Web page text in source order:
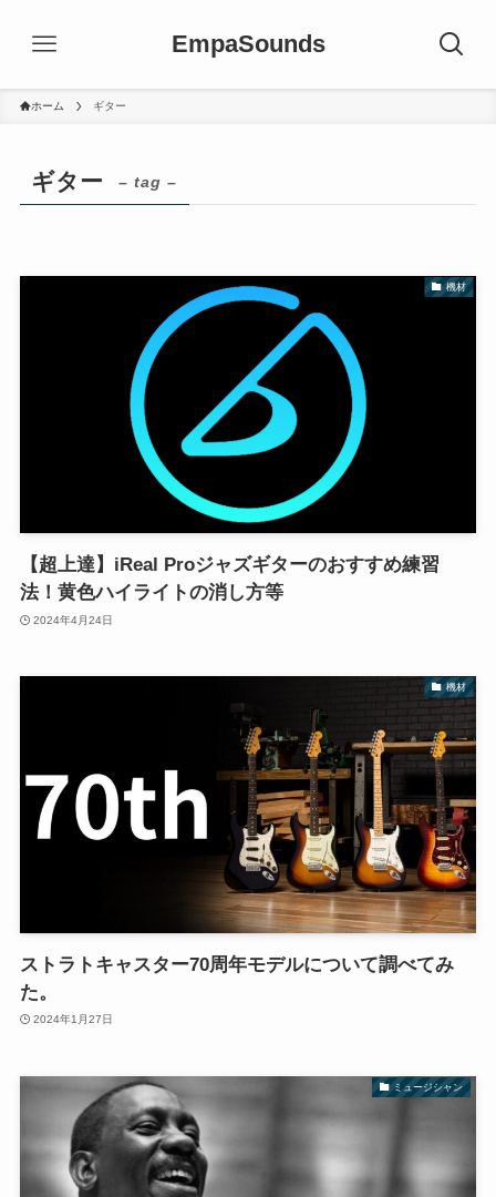
EmpaSounds
ホーム ギター
ギター – tag –
機材
【超上達】iReal Proジャズギターのおすすめ練習
法！黄色ハイライトの消し方等
2024年4月24日
機材
ストラトキャスター70周年モデルについて調べてみ
た。
2024年1月27日
ミュージシャン